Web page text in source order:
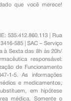
que você merece!
535.412.860.113 | Rua
585 | SAC – Serviço
à Sexta das 8h às 20h/
responsável:
de Funcionamento
1-5. As informações
e medicamentos,
em hipótese
médica. Somente o